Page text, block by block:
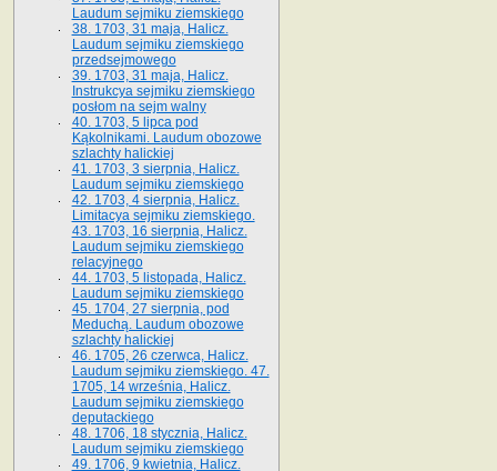
Laudum sejmiku ziemskiego
38. 1703, 31 maja, Halicz.
Laudum sejmiku ziemskiego
przedsejmowego
39. 1703, 31 maja, Halicz.
Instrukcya sejmiku ziemskiego
posłom na sejm walny
40. 1703, 5 lipca pod
Kąkolnikami. Laudum obozowe
szlachty halickiej
41­. 1703, 3 sierpnia, Halicz.
Laudum sejmiku ziemskiego
42. 1703, 4 sierpnia, Halicz.
Limitacya sejmiku ziemskiego.
43. 1703, 16 sierpnia, Halicz.
Laudum sejmiku ziemskiego
relacyjnego
44. 1703, 5 listopada, Halicz.
Laudum sejmiku ziemskiego
45. 1704, 27 sierpnia, pod
Meduchą. Laudum obozowe
szlachty halickiej
46. 1705, 26 czerwca, Halicz.
Laudum sejmiku ziemskiego. 47.
1705, 14 września, Halicz.
Laudum sejmiku ziemskiego
deputackiego
48. 1706, 18 stycznia, Halicz.
Laudum sejmiku ziemskiego
49. 1706, 9 kwietnia, Halicz.